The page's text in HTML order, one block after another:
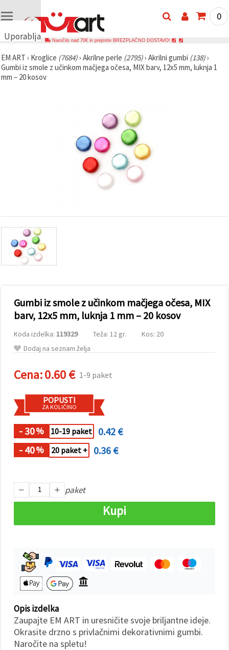
Uporabljamo
🍪
Uporabljamo
piškotke in
prikazujemo
vsebine in
oglase, tudi
s pomočjo
naših
partnerjev
»Sprejmi
vse!« se
lahko
uporabo
vseh
piškotkov.
označite
preference z
izbiro
določene
vrste
piškotkov
in klikom
na gumb
»Shrani«.
vse
0
Naročilo nad 70€ in prejmite BREZPLAČNO DOSTAVO!
EM ART › Kroglice (7684)› Akrilne perle (2795)› Akrilni gumbi (138)›
Gumbi iz smole z učinkom mačjega očesa, MIX barv, 12x5 mm, luknja 1
mm – 20 kosov
Gumbi iz smole z učinkom mačjega očesa, MIX
barv, 12x5 mm, luknja 1 mm – 20 kosov
Koda izdelka: 119329 Teža: 12 gr.
Kos: 20
Dodaj na seznam želja
Cena:0.60 € 1-9 paket
POPUSTI
ZA KOLIČINO
- 30% 10-19 paket
0.42 €
- 40% 20 paket + 0.36 €
paket
Kupi
Opis izdelka
Zaupajte EM ART in uresničite svoje briljantne ideje.
Okrasite drzno s privlačnimi dekorativnimi gumbi.
Naročite na spletu!